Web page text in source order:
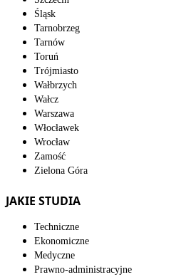
Śląsk
Tarnobrzeg
Tarnów
Toruń
Trójmiasto
Wałbrzych
Wałcz
Warszawa
Włocławek
Wrocław
Zamość
Zielona Góra
JAKIE STUDIA
Techniczne
Ekonomiczne
Medyczne
Prawno-administracyjne